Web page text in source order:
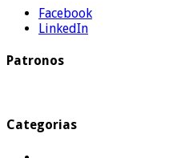
Facebook
LinkedIn
Patronos
Categorias